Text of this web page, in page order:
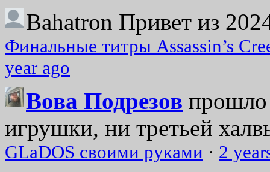
Bahatron Привет из
Финальные титры Assassin’s
year ago
Вова Подрезов прошло
игрушки, ни третьей
GLaDOS своими руками · 2